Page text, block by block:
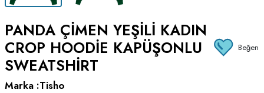
PANDA ÇIMEN YEŞILI KADIN
CROP HOODIE KAPÜŞONLU
SWEATSHIRT
Beğen
Marka :Tisho